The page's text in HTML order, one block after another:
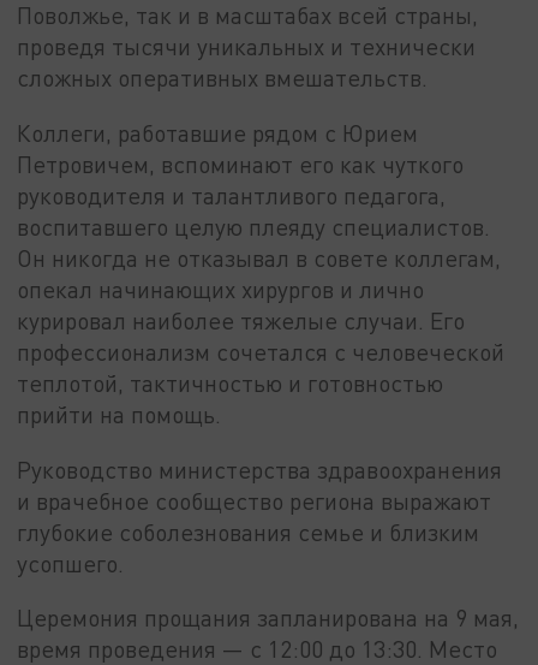
Поволжье, так и в масштабах всей страны,
проведя тысячи уникальных и технически
сложных оперативных вмешательств.
Коллеги, работавшие рядом с Юрием
Петровичем, вспоминают его как чуткого
руководителя и талантливого педагога,
воспитавшего целую плеяду специалистов.
Он никогда не отказывал в совете коллегам,
опекал начинающих хирургов и лично
курировал наиболее тяжелые случаи. Его
профессионализм сочетался с человеческой
теплотой, тактичностью и готовностью
прийти на помощь.
Руководство министерства здравоохранения
и врачебное сообщество региона выражают
глубокие соболезнования семье и близким
усопшего.
Церемония прощания запланирована на 9 мая,
время проведения — с 12:00 до 13:30. Место